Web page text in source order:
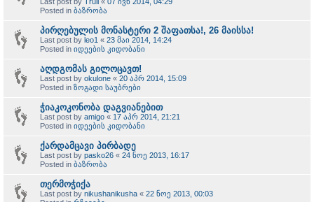
Posted in ბაზრობა
პირღებულის მონასტერი 2 შაფათსა!, 26 მაისსა!
Last post by leo1 « 23 მაი 2014, 14:24
Posted in იდეების კიდობანი
აღდგომას გილოცავთ!
Last post by okulone « 20 აპრ 2014, 15:09
Posted in ზოგადი საუბრები
ჭიაკოკონობა დაგვიანებით
Last post by amigo « 17 აპრ 2014, 21:21
Posted in იდეების კიდობანი
ქარდამცავი პირბადე
Last post by pasko26 « 24 ნოე 2013, 16:17
Posted in ბაზრობა
თერმოჭიქა
Last post by nikushanikusha « 22 ნოე 2013, 00:03